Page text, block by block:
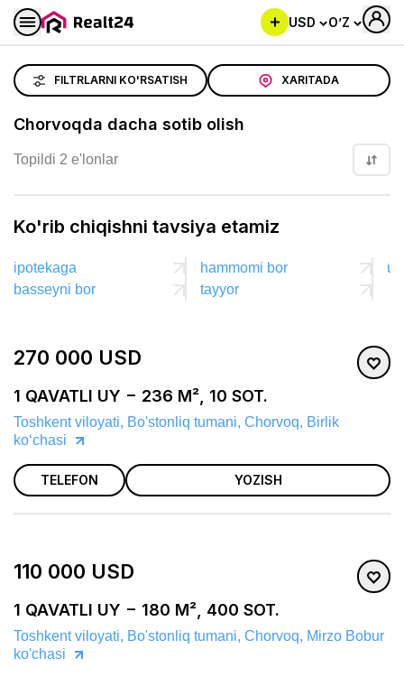
USD O’Z
FILTRLARNI KO'RSATISH XARITADA
Chorvoqda dacha sotib olish
Topildi 2 e'lonlar
Ko'rib chiqishni tavsiya etamiz
ipotekaga
basseyni bor
hammomi bor
tayyor
270 000 USD
1 QAVATLI UY − 236 M², 10 SOT.
Toshkent viloyati, Bo'stonliq tumani, Chorvoq, Birlik
koʻchasi
TELEFON YOZISH
110 000 USD
1 QAVATLI UY − 180 M², 400 SOT.
Toshkent viloyati, Bo'stonliq tumani, Chorvoq, Mirzo Bobur
ko'chasi